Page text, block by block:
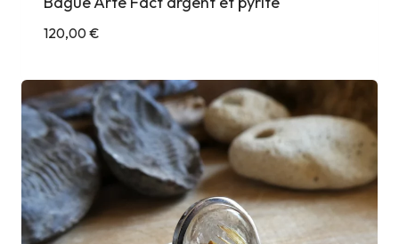
120,00€